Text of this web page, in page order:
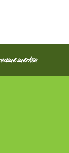
merken